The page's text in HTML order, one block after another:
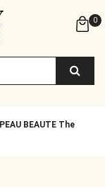
0
BEAUTE The